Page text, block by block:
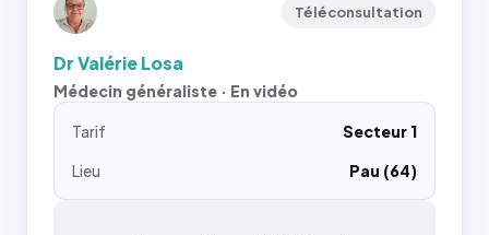
Téléconsultation
Dr Valérie Losa
Médecin généraliste · En vidéo
Tarif
Secteur 1
Lieu
Pau (64)